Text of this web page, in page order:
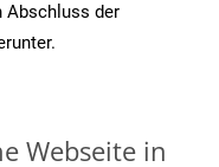
Abschluss der
Webseite in